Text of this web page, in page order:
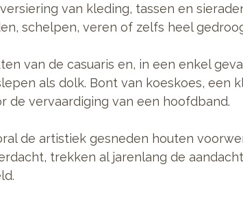
van kleding, tassen en
schelpen, veren of zelfs heel
van de casuaris en, in een enkel
als dolk. Bont van koeskoes, een
de vervaardiging van een hoofdband.
de artistiek gesneden houten
trekken al jarenlang de